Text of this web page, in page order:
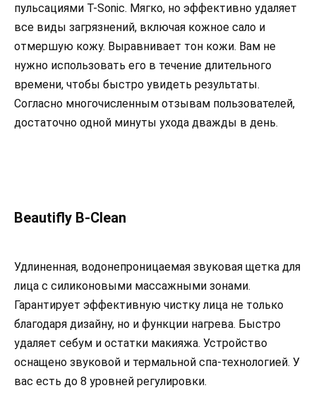
пульсациями T-Sonic. Мягко, но эффективно удаляет
все виды загрязнений, включая кожное сало и
отмершую кожу. Выравнивает тон кожи. Вам не
нужно использовать его в течение длительного
времени, чтобы быстро увидеть результаты.
Согласно многочисленным отзывам пользователей,
достаточно одной минуты ухода дважды в день.
Beautifly B-Clean
Удлиненная, водонепроницаемая звуковая щетка для
лица с силиконовыми массажными зонами.
Гарантирует эффективную чистку лица не только
благодаря дизайну, но и функции нагрева. Быстро
удаляет себум и остатки макияжа. Устройство
оснащено звуковой и термальной спа-технологией. У
вас есть до 8 уровней регулировки.